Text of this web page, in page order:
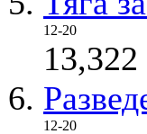
12-20
13,322
12-20